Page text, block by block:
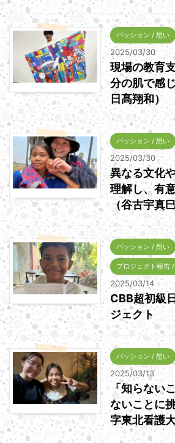
パッション / 想い
2025/03/30
現場の教育
分の肌で感
日髙翔和）
パッション / 想い
2025/03/30
異なる文化
理解し、有
（谷古宇真
パッション / 想い
プロジェクト報告
2025/03/14
CBB超初級
ジェクト
パッション / 想い
2025/03/13
「知らない
ないことに
字東北看護